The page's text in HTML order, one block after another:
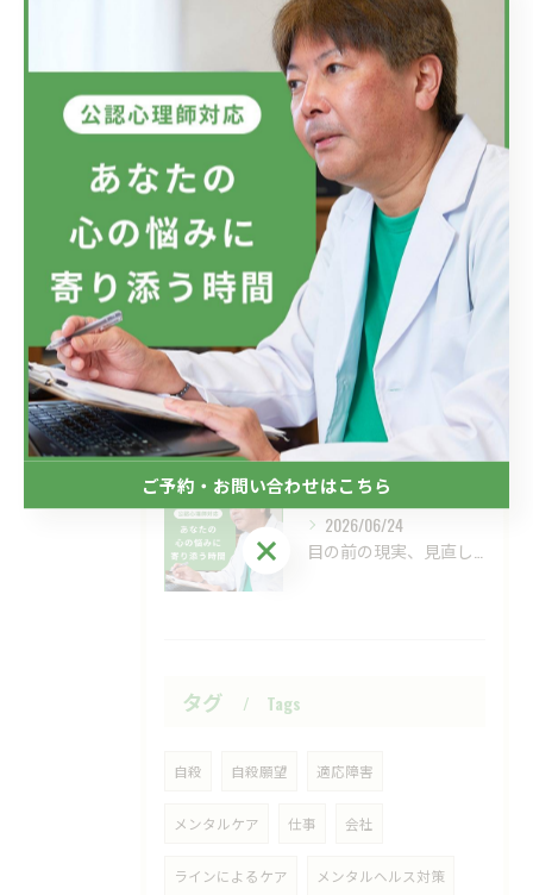
メンタルヘルス
最近の投稿 Recent Posts
2026/07/08
2026/07/01
新しい視点の大切さ。
2026/06/24
タグ Tags
自殺 自殺願望 適応障害
メンタルケア 仕事 会社
ラインによるケア メンタルヘルス対策
ご予約・お問い合わせはこちら
ご予約・お問い合わせはこちら